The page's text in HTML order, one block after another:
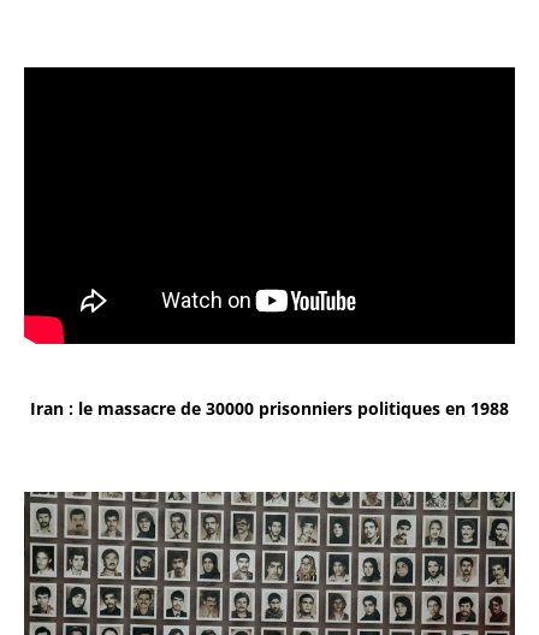
Iran : le massacre de 30000 prisonniers politiques en 1988